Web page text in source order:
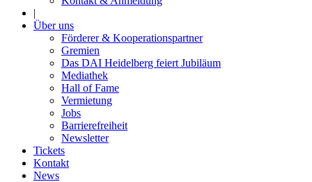
|
Über uns
Förderer & Kooperationspartner
Gremien
Das DAI Heidelberg feiert Jubiläum
Mediathek
Hall of Fame
Vermietung
Jobs
Barrierefreiheit
Newsletter
Tickets
Kontakt
News